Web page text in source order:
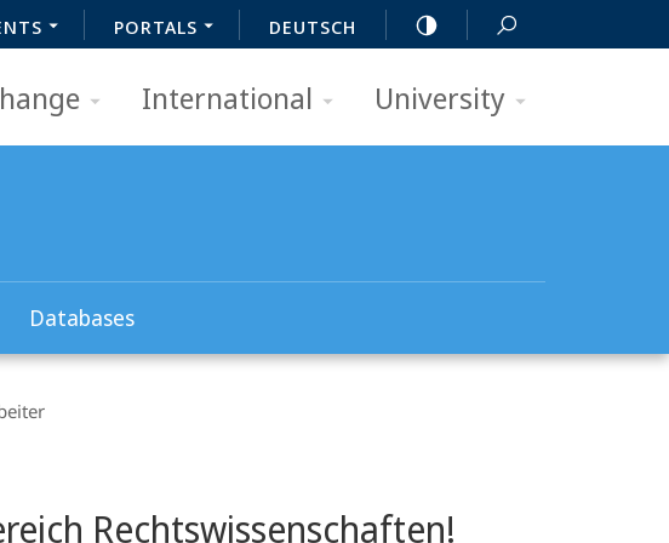
PORTALS DEUTSCH
International University
Databases
Rechtswissenschaften!